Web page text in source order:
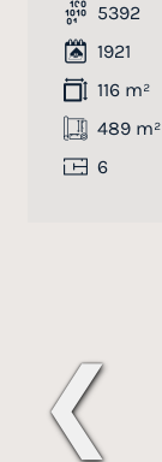
5392
1921
116 m²
489 m²
6
❮